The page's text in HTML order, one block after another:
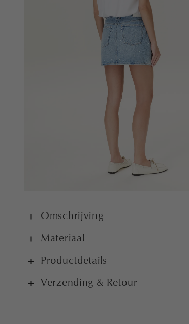
Omschrijving
Materiaal
Productdetails
Verzending & Retour